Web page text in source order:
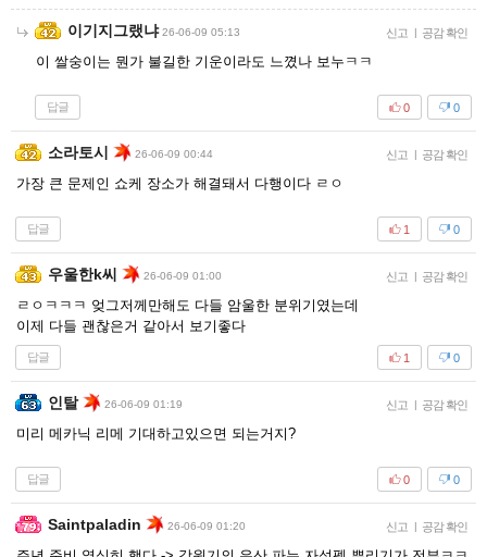
이기지그랬냐 26-06-09 05:13 신고 | 공감 확인
이 쌀숭이는 뭔가 불길한 기운이라도 느꼈나 보누ㅋㅋ
답글 0
0
소라토시 26-06-09 00:44 신고 | 공감 확인
가장 큰 문제인 쇼케 장소가 해결돼서 다행이다 ㄹㅇ
답글 0
1
우울한k씨 26-06-09 01:00 신고 | 공감 확인
ㄹㅇㅋㅋㅋ 엊그저께만해도 다들 암울한 분위기였는데
이제 다들 괜찮은거 같아서 보기좋다
답글 0
1
인탈 26-06-09 01:19 신고 | 공감 확인
미리 메카닉 리메 기대하고있으면 되는거지?
답글 0
0
Saintpaladin 26-06-09 01:20 신고 | 공감 확인